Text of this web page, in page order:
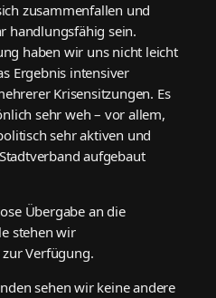
zusammenfallen und
handlungsfähig sein.
haben wir uns nicht leicht
Ergebnis intensiver
Krisensitzungen. Es
sehr weh – vor allem,
sehr aktiven und
aufgebaut
Übergabe an die
stehen wir
Verfügung.
sehen wir keine andere